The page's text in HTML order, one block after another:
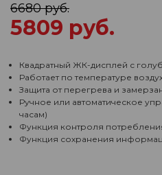
6680 руб.
5809 руб.
Квадратный ЖК-дисплей с
Работает по температуре
Защита от перегрева и
Ручное или автоматическое
часам)
Функция контроля
Функция сохранения